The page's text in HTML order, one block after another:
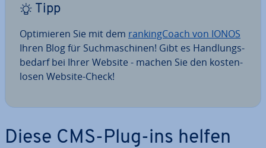
Tipp
Op­ti­mie­ren Sie mit dem ran­king­Coach von IONOS
Ihren Blog für Such­ma­schi­nen! Gibt es Hand­lungs­
be­darf bei Ihrer Website - machen Sie den kos­ten­
lo­sen Website-Check!
Diese CMS-Plug-ins helfen